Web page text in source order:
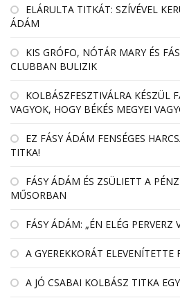
EL­ÁRULTA TIT­KÁT: SZÍ­VÉ­VEL
ÁDÁM
KIS GRÓFO, NÓTÁR MARY ÉS
CLUBBAN BULIZIK
KOLBÁSZFESZTIVÁLRA KÉSZÜL
VAGYOK, HOGY BÉKÉS MEGYEI
EZ FÁSY ÁDÁM FENSÉGES
TITKA!
FÁSY ÁDÁM ÉS ZSÜLIETT A
MŰSORBAN
FÁSY ÁDÁM: „ÉN ELÉG PERVERZ
A GYEREKKORÁT ELEVENÍTETTE
A JÓ CSABAI KOLBÁSZ TITKA